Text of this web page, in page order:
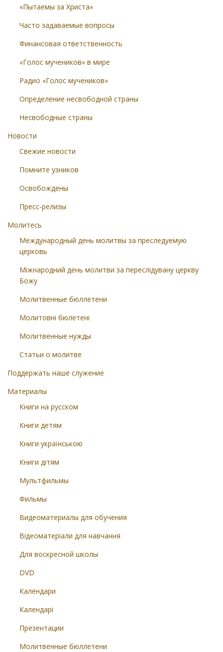
«Пытаемы за Христа»
Часто задаваемые вопросы
Финансовая ответственность
«Голос мучеников» в мире
Радио «Голос мучеников»
Определение несвободной страны
Несвободные страны
Новости
Свежие новости
Помните узников
Освобождены
Пресс-релизы
Молитесь
Международный день молитвы за преследуемую
церковь
Міжнародний день молитви за переслідувану церкву
Божу
Молитвенные бюллетени
Молитовні бюлетені
Молитвенные нужды
Статьи о молитве
Поддержать наше служение
Материалы
Книги на русском
Книги детям
Книги українською
Книги дітям
Мультфильмы
Фильмы
Видеоматериалы для обучения
Відеоматеріали для навчання
Для воскресной школы
DVD
Календари
Календарі
Презентации
Молитвенные бюллетени